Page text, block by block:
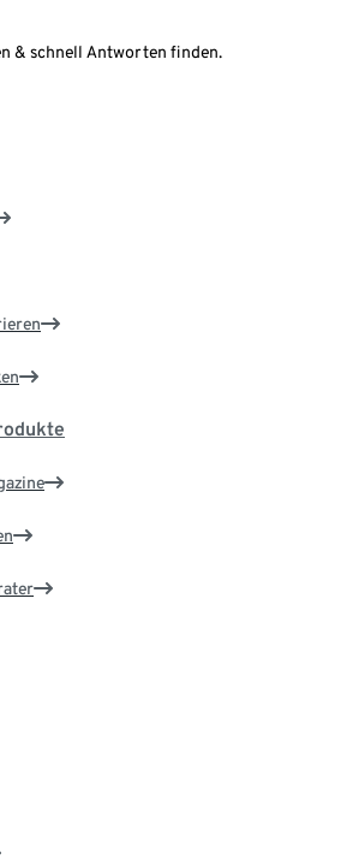
& schnell Antworten finden.